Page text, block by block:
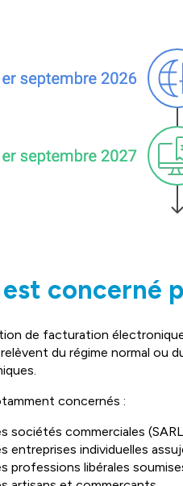
concerné
de facturation
relèvent du régime normal ou
concernés :
sociétés commerciales
entreprises individuelles
professions libérales